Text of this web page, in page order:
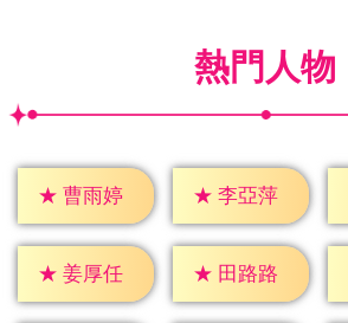
熱門人物
★ 曹雨婷 ★ 李亞萍
★ 姜厚任 ★ 田路路